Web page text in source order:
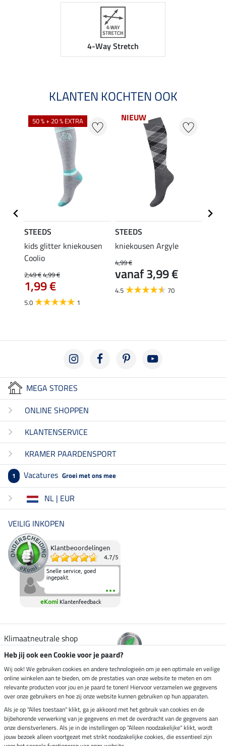
4-Way Stretch
KLANTEN KOCHTEN OOK
50 % + 20 % EXTRA
STEEDS
kids glitter kniekousen
Coolio
2,49 €4,99 €
1,99 €
5.0 1
NIEUW
STEEDS
kniekousen Argyle
4,99 €
vanaf 3,99 €
4.5 70
MEGA STORES
ONLINE SHOPPEN
KLANTENSERVICE
KRAMER PAARDENSPORT
1 Vacatures Groei met ons mee
NL | EUR
VEILIG INKOPEN
Klantbeoordelingen
4.7/5
Snelle service, goed
ingepakt.
eKomi Klantenfeedback
Klimaatneutrale shop
Verzending per
Veilig betalen met
Heb jij ook een Cookie voor je paard?
Wij ook! We gebruiken cookies en andere technologieën om je een optimale en veilige
online winkelen aan te bieden, om de prestaties van onze website te meten en om
relevante producten voor jou en je paard te tonen! Hiervoor verzamelen we gegevens
over onze gebruikers en hoe zij onze website kunnen gebruiken op hun apparaten.
Als je op "Alles toestaan" klikt, ga je akkoord met het gebruik van cookies en de
bijbehorende verwerking van je gegevens en met de overdracht van de gegevens aan
onze dienstverleners. Als je in de instellingen op "Alleen noodzakelijke" klikt, wordt
jouw bezoek alleen voortgezet met strikt noodzakelijke cookies, die essentieel zijn